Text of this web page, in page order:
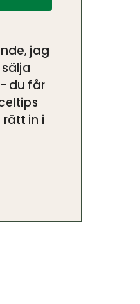
jag
du får
in i